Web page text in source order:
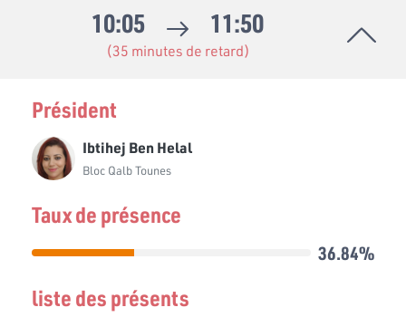
10:05 11:50
(35 minutes de retard)
Président
Ibtihej Ben Helal
Bloc Qalb Tounes
Taux de présence
36.84%
liste des présents